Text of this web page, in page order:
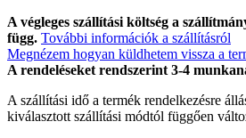
A végleges szállítási költség a
függ. További információk a szállításról
Megnézem hogyan küldhetem vissza a
A rendeléseket rendszerint 3-4
A szállítási idő a termék rendelkezésre
kiválasztott szállítási módtól függően